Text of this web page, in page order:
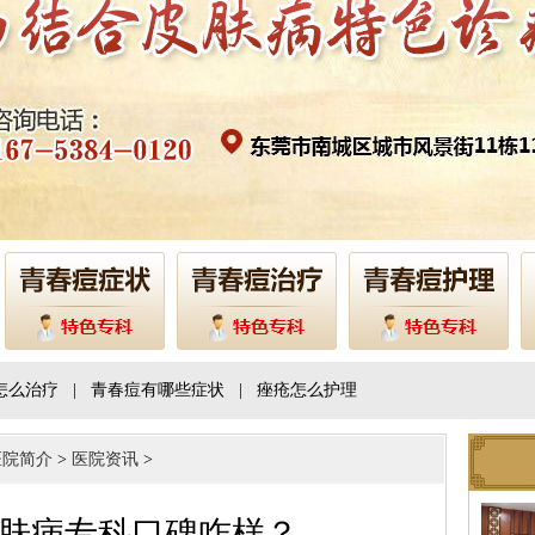
么治疗 青春痘有哪些症状 痤疮怎么护理
简介 > 医院资讯 >